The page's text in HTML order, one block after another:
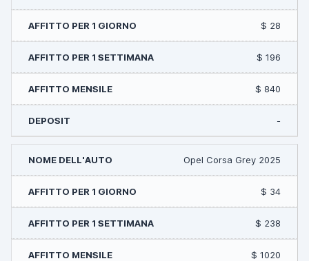
$ 28
$ 196
$ 840
-
Opel Corsa Grey 2025
$ 34
$ 238
$ 1020